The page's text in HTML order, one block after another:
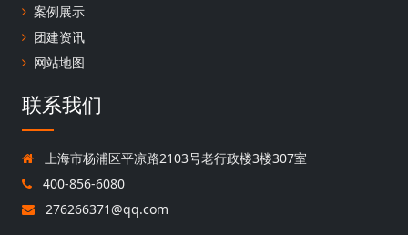
案例展示
团建资讯
网站地图
联系我们
上海市杨浦区平凉路2103号老行政楼3楼307室
400-856-6080
276266371@qq.com